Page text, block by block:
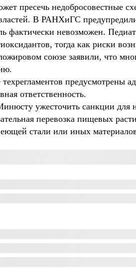
пресечь недобросовестные
В РАНХиГС
фактически невозможен.
тогда как риски
союзе заявили, что
предусмотрены
ответственность.
ужесточить санкции для
перевозка пищевых
стали или иных